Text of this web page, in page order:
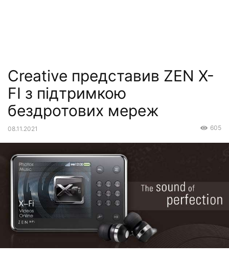
Creative представив ZEN X-
FI з підтримкою
бездротових мереж
08.11.2021 605